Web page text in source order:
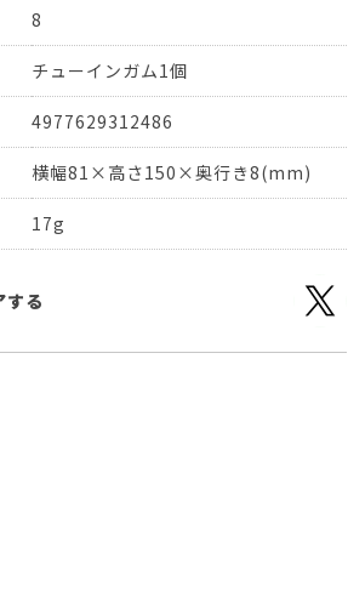
8
チューインガム1個
4977629312486
横幅81×高さ150×奥行き8(mm)
17g
する